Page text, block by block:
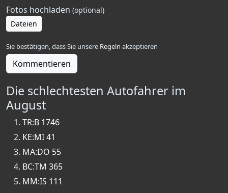
Fotos hochladen (optional)
Dateien
Sie bestätigen, dass Sie unsere Regeln akzeptieren
Kommentieren
Die schlechtesten Autofahrer im
August
TR:B 1746
KE:MI 41
MA:DO 55
BC:TM 365
MM:IS 111